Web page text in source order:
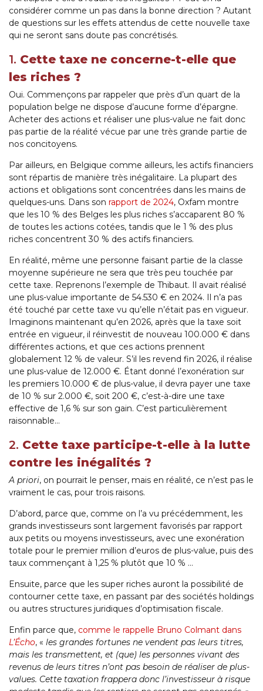
considérer comme un pas dans la bonne direction ? Autant
de questions sur les effets attendus de cette nouvelle taxe
qui ne seront sans doute pas concrétisés.
1. Cette taxe ne concerne-t-elle que
les riches ?
Oui. Commençons par rappeler que près d’un quart de la
population belge ne dispose d’aucune forme d’épargne.
Acheter des actions et réaliser une plus-value ne fait donc
pas partie de la réalité vécue par une très grande partie de
nos concitoyens.
Par ailleurs, en Belgique comme ailleurs, les actifs financiers
sont répartis de manière très inégalitaire. La plupart des
actions et obligations sont concentrées dans les mains de
quelques-uns. Dans son rapport de 2024, Oxfam montre
que les 10 % des Belges les plus riches s’accaparent 80 %
de toutes les actions cotées, tandis que le 1 % des plus
riches concentrent 30 % des actifs financiers.
En réalité, même une personne faisant partie de la classe
moyenne supérieure ne sera que très peu touchée par
cette taxe. Reprenons l’exemple de Thibaut. Il avait réalisé
une plus-value importante de 54.530 € en 2024. Il n’a pas
été touché par cette taxe vu qu’elle n’était pas en vigueur.
Imaginons maintenant qu’en 2026, après que la taxe soit
entrée en vigueur, il réinvestit de nouveau 100.000 € dans
différentes actions, et que ces actions prennent
globalement 12 % de valeur. S’il les revend fin 2026, il réalise
une plus-value de 12.000 €. Étant donné l’exonération sur
les premiers 10.000 € de plus-value, il devra payer une taxe
de 10 % sur 2.000 €, soit 200 €, c’est-à-dire une taxe
effective de 1,6 % sur son gain. C’est particulièrement
raisonnable…
2. Cette taxe participe-t-elle à la lutte
contre les inégalités ?
A priori, on pourrait le penser, mais en réalité, ce n’est pas le
vraiment le cas, pour trois raisons.
D’abord, parce que, comme on l’a vu précédemment, les
grands investisseurs sont largement favorisés par rapport
aux petits ou moyens investisseurs, avec une exonération
totale pour le premier million d’euros de plus-value, puis des
taux commençant à 1,25 % plutôt que 10 % …
Ensuite, parce que les super riches auront la possibilité de
contourner cette taxe, en passant par des sociétés holdings
ou autres structures juridiques d’optimisation fiscale.
Enfin parce que, comme le rappelle Bruno Colmant dans
L’Écho, « les grandes fortunes ne vendent pas leurs titres,
mais les transmettent, et (que) les personnes vivant des
revenus de leurs titres n’ont pas besoin de réaliser de plus-
values. Cette taxation frappera donc l’investisseur à risque